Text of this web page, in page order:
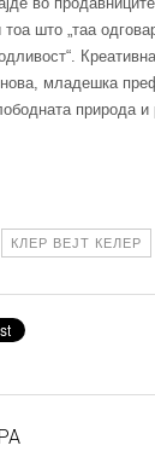
што „таа
младешка
природа и
КЛЕР ВЕЈТ КЕЛЕР